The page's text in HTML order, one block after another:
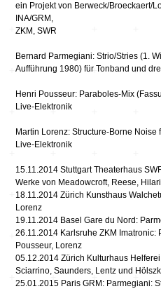
ein Projekt von Berweck/Broeckaert/
INA/GRM,
ZKM, SWR
Bernard Parmegiani: Strio/Stries (1.
Aufführung 1980) für Tonband und
Henri Pousseur: Paraboles-Mix
Live-Elektronik
Martin Lorenz: Structure-Borne
Live-Elektronik
15.11.2014 Stuttgart Theaterhaus
Werke von Meadowcroft, Reese,
18.11.2014 Zürich Kunsthaus
Lorenz
19.11.2014 Basel Gare du Nord:
26.11.2014 Karlsruhe ZKM Imatronic:
Pousseur, Lorenz
05.12.2014 Zürich Kulturhaus
Sciarrino, Saunders, Lentz und
25.01.2015 Paris GRM: Parmegiani: